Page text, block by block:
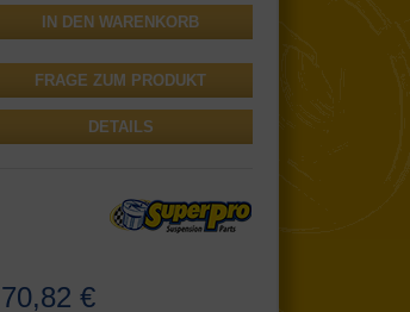
FRAGE ZUM PRODUKT
DETAILS
70,82 €